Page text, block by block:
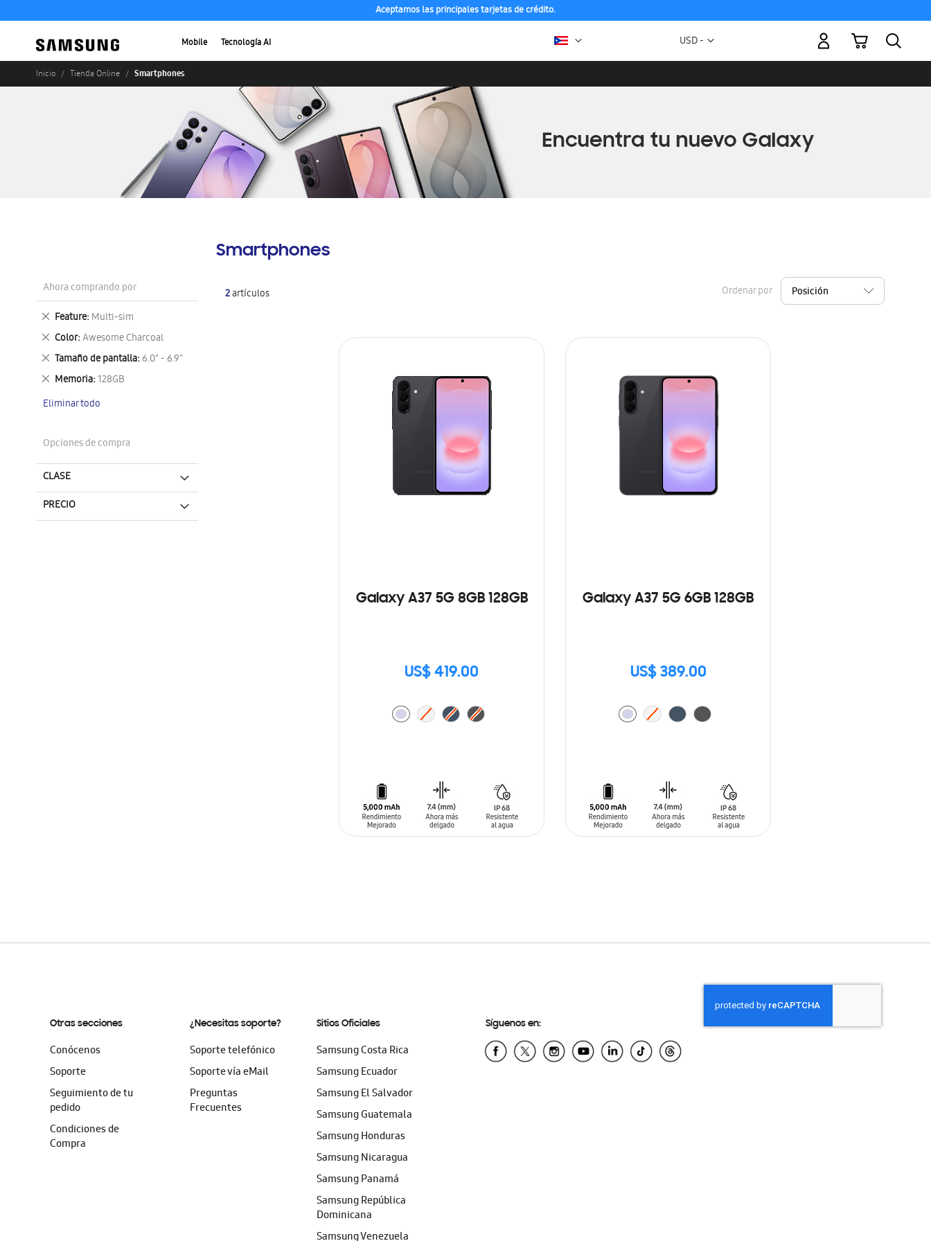
Aceptamos las principales tarjetas de crédito.
Mobile Tecnología AI Moneda
USD -
Mi carrito
Inicio Tienda Online Smartphones
Smartphones
2artículos Ordenar por
Galaxy A37 5G 8GB 128GB
US$ 419.00
Galaxy A37 5G 6GB 128GB
US$ 389.00
Ahora comprando por
Feature Multi-sim
Eliminar
este
artículo
Color Awesome Charcoal
Eliminar
este
artículo
Tamaño de pantalla 6.0" - 6.9"
Eliminar
este
artículo
Memoria 128GB
Eliminar
artículo
Eliminar todo
Opciones de compra
CLASE
PRECIO
Otras secciones
Conócenos
Soporte
Seguimiento de tu
pedido
Condiciones de
Compra
¿Necesitas soporte?
Soporte telefónico
Soporte vía eMail
Preguntas
Frecuentes
Sitios Oficiales
Samsung Costa Rica
Samsung Ecuador
Samsung El Salvador
Samsung Guatemala
Samsung Honduras
Samsung Nicaragua
Samsung Panamá
Samsung República
Dominicana
Samsung Venezuela
Síguenos en: